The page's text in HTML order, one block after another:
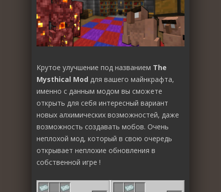
Крутое улучшение под названием The
Mysthical Mod для вашего майнкрафта,
именно с данным модом вы сможете
открыть для себя интересный вариант
новых алхимических возможностей, даже
возможность создавать мобов. Очень
неплохой мод, который в свою очередь
открывает неплохие обновления в
собственной игре !